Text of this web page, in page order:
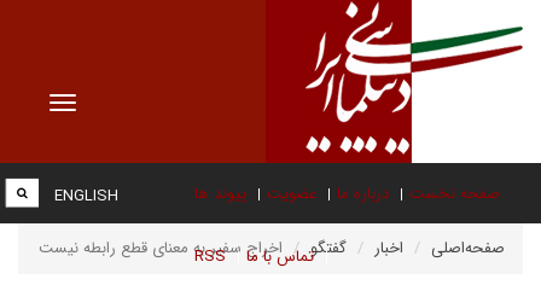
Toggle
صفحه نخست درباره ما عضویت پیوند ها
تماس با ما RSS
ENGLISH
صفحه‌اصلی اخبار گفتگو اخراج سفیر به معنای قطع رابطه نیست